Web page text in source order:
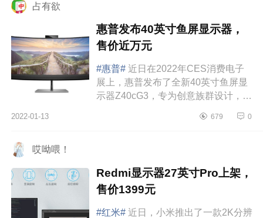
占有欲
惠普发布40英寸鱼屏显示器，
售价近万元
#惠普# 近日在2022年CES消费电子
展上，惠普发布了全新40英寸鱼屏显
示器Z40cG3，专为创意族群设计，为
2022-01-13 679 0
哎呦喂！
Redmi显示器27英寸Pro上架，
售价1399元
#红米# 近日，小米推出了一款2K分辨